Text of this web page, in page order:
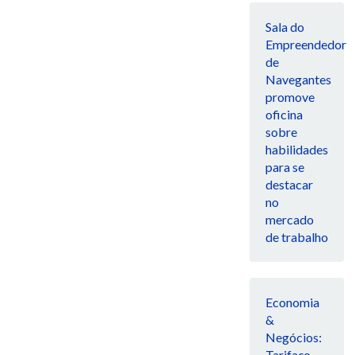
Sala do
Empreendedor
de
Navegantes
promove
oficina
sobre
habilidades
para se
destacar
no
mercado
de trabalho
Economia
&
Negócios: